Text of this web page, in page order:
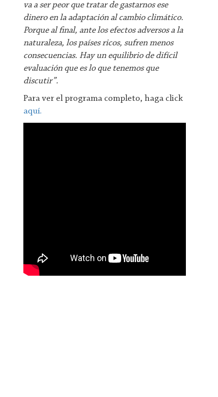
va a ser peor que tratar de gastarnos ese
dinero en la adaptación al cambio climático.
Porque al final, ante los efectos adversos a la
naturaleza, los países ricos, sufren menos
consecuencias. Hay un equilibrio de difícil
evaluación que es lo que tenemos que
discutir”.
Para ver el programa completo, haga click
aquí.